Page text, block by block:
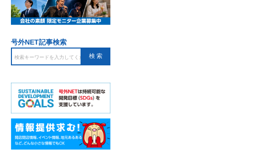
号外NET記事検索